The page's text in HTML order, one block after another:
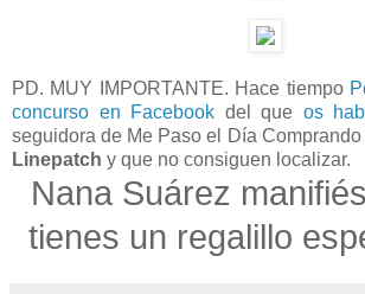
PD. MUY IMPORTANTE. Hace tiempo
concurso en Facebook del que os
seguidora de Me Paso el Día
Linepatch y que no consiguen localizar.
Nana Suárez
tienes un regalillo